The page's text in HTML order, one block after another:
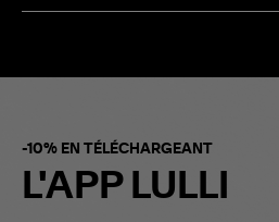
-10% EN TÉLÉCHARGEANT
L'APP LULLI